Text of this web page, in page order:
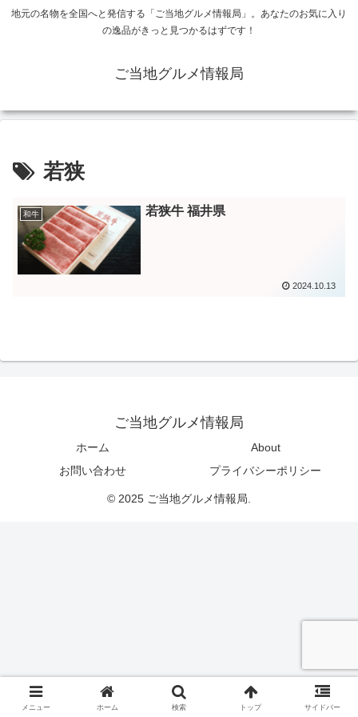
地元の名物を全国へと発信する「ご当地グルメ情報局」。あなたのお気に入り
の逸品がきっと見つかるはずです！
ご当地グルメ情報局
若狭
和牛 若狭牛 福井県
2024.10.13
ご当地グルメ情報局
ホーム
About
お問い合わせ
プライバシーポリシー
© 2025 ご当地グルメ情報局.
メニュー ホーム 検索 トップ サイドバー